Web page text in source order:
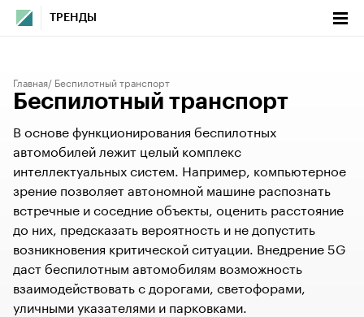
ТРЕНДЫ
Главная Беспилотный транспорт
Беспилотный транспорт
В основе функционирования беспилотных
автомобилей лежит целый комплекс
интеллектуальных систем. Например, компьютерное
зрение позволяет автономной машине распознать
встречные и соседние объекты, оценить расстояние
до них, предсказать вероятность и не допустить
возникновения критической ситуации. Внедрение 5G
даст беспилотным автомобилям возможность
взаимодействовать с дорогами, светофорами,
уличными указателями и парковками.